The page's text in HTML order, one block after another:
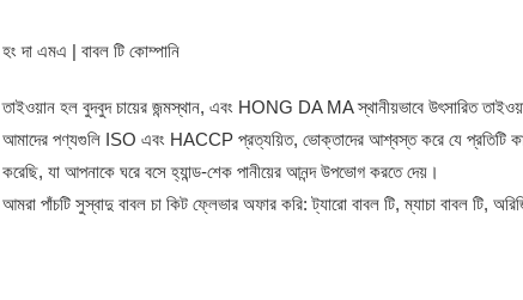
হং দা এমএ | বাবল টি কোম্পানি
তাইওয়ান হল বুদবুদ চায়ের জন্মস্থান, এবং HONG DA MA স্থানীয়ভাবে উৎসারিত
আমাদের পণ্যগুলি ISO এবং HACCP প্রত্যয়িত, ভোক্তাদের আশ্বস্ত করে যে প্রতিটি
করেছি, যা আপনাকে ঘরে বসে হ্যান্ড-শেক পানীয়ের আনন্দ উপভোগ করতে দেয়।
আমরা পাঁচটি সুস্বাদু বাবল চা কিট ফ্লেভার অফার করি: ট্যারো বাবল টি, ম্যাচা বাবল টি,